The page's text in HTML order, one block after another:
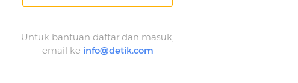
Untuk bantuan daftar dan masuk,
email ke info@detik.com